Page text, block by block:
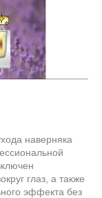
наверняка
глаз, а также
эффекта без